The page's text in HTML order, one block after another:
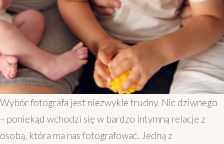
Wybór fotografa jest niezwykle trudny. Nic dziwnego
– poniekąd wchodzi się w bardzo intymną relacje z
osobą, która ma nas fotografować. Jedną z